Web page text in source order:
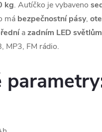
kg. Autíčko je vybaveno
má bezpečnostní pásy,
azadním LED světlům
MP3, FM rádio.